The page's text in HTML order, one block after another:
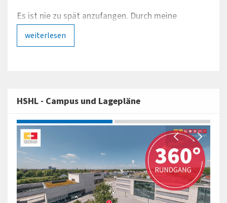
Es ist nie zu spät anzufangen. Durch meine
Erfahrungen im Berufsleben bringe ich Skills mit,
die mir beim Studienalltag helfen."
weiterlesen
HSHL - Campus und Lagepläne